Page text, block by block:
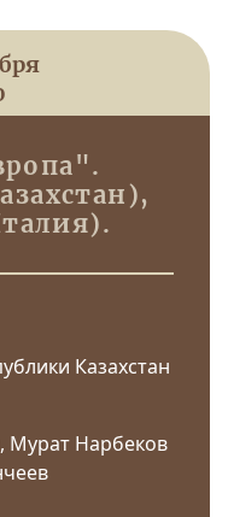
Казахстан
Мурат Нарбеков